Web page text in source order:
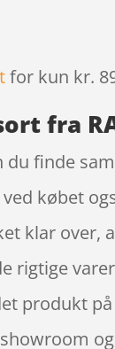
for kun kr.
fra
du finde
købet
klar over,
rigtige
produkt